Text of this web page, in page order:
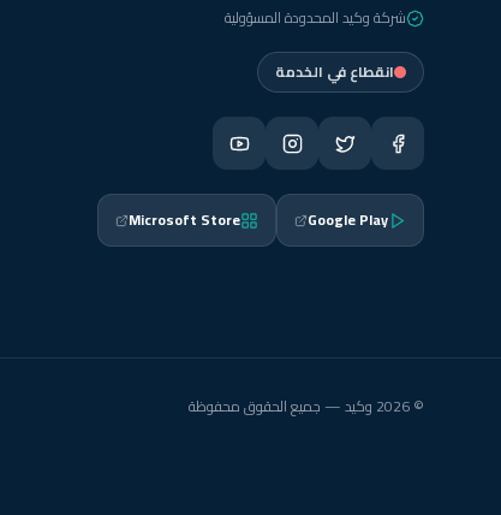
شركة وكيد المحدودة المسؤولية
انقطاع في الخدمة
Google Play
Microsoft Store
© 2026 وكيد — جميع الحقوق محفوظة